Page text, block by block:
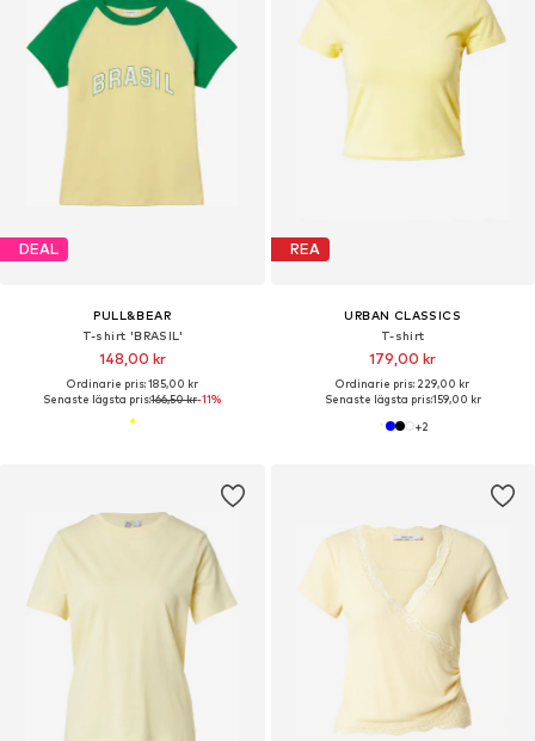
DEAL
PULL&BEAR
T-shirt 'BRASIL'
148,00 kr
Ordinarie pris: 185,00 kr
Senaste lägsta pris:166,50 kr-11%
REA
URBAN CLASSICS
T-shirt
179,00 kr
Ordinarie pris: 229,00 kr
Senaste lägsta pris:159,00 kr
+2